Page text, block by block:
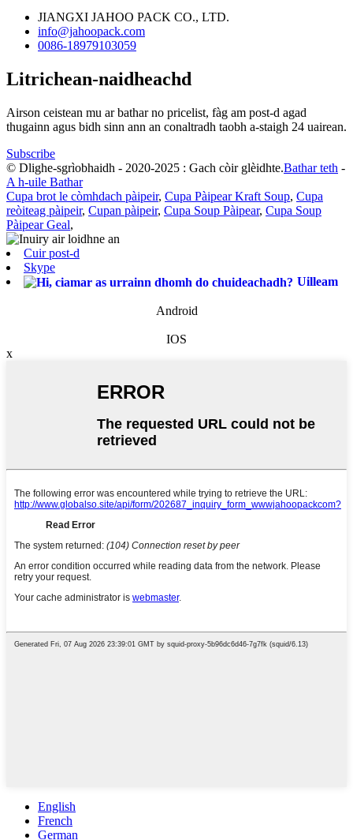
JIANGXI JAHOO PACK CO., LTD.
info@jahoopack.com
0086-18979103059
Litrichean-naidheachd
Airson ceistean mu ar bathar no pricelist, fàg am post-d agad
thugainn agus bidh sinn ann an conaltradh taobh a-staigh 24 uairean.
Subscribe
© Dlighe-sgrìobhaidh - 2020-2025 : Gach còir glèidhte.Bathar teth -
A h-uile Bathar
Cupa brot le còmhdach pàipeir, Cupa Pàipear Kraft Soup, Cupa
reòiteag pàipeir, Cupan pàipeir, Cupa Soup Pàipear, Cupa Soup
Pàipear Geal,
Cuir post-d
Skype
Uilleam
Android
IOS
x
English
French
German